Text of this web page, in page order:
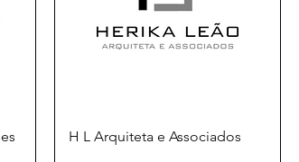
H L Arquiteta e Associados